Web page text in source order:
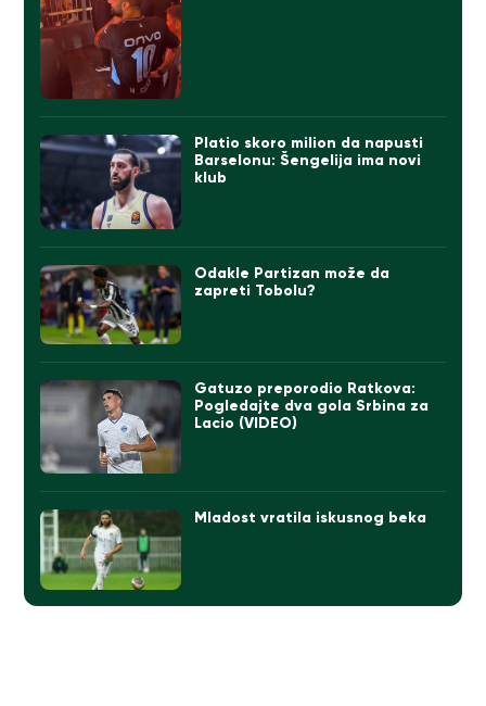
Platio skoro milion da napusti
Barselonu: Šengelija ima novi
klub
Odakle Partizan može da
zapreti Tobolu?
Gatuzo preporodio Ratkova:
Pogledajte dva gola Srbina za
Lacio (VIDEO)
Mladost vratila iskusnog beka